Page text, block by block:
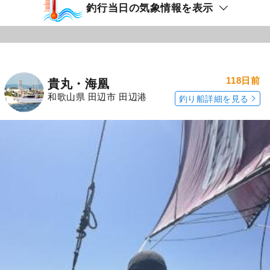
釣行当日の気象情報を表示
貴丸・海凰
和歌山県 田辺市 田辺港
118日前
釣り船詳細を見る